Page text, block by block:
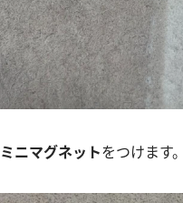
ミニマグネットをつけます